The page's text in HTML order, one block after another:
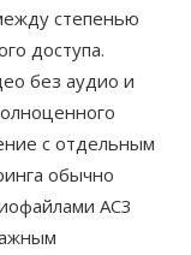
степенью
доступа.
без аудио и
с отдельным
обычно
AC3